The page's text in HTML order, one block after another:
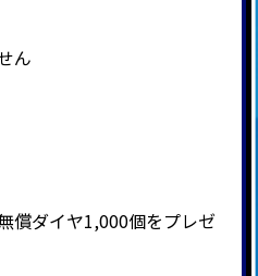
ん
償ダイヤ1,000個をプレゼ